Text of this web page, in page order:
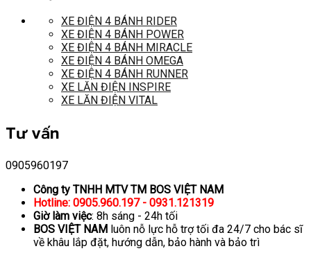
XE ĐIỆN 4 BÁNH RIDER
XE ĐIỆN 4 BÁNH POWER
XE ĐIỆN 4 BÁNH MIRACLE
XE ĐIỆN 4 BÁNH OMEGA
XE ĐIỆN 4 BÁNH RUNNER
XE LĂN ĐIỆN INSPIRE
XE LĂN ĐIỆN VITAL
Tư vấn
0905960197
Công ty TNHH MTV TM BOS VIỆT NAM
Hotline: 0905.960.197 - 0931.121319
Giờ làm việc: 8h sáng - 24h tối
BOS VIỆT NAM luôn nỗ lực hỗ trợ tối đa 24/7 cho bác sĩ
về khâu lắp đặt, hướng dẫn, bảo hành và bảo trì